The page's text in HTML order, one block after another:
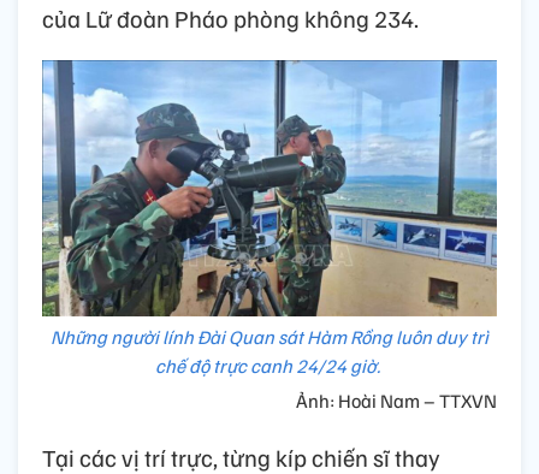
của Lữ đoàn Pháo phòng không 234.
Những người lính Đài Quan sát Hàm Rồng luôn duy trì
chế độ trực canh 24/24 giờ.
Ảnh: Hoài Nam – TTXVN
Tại các vị trí trực, từng kíp chiến sĩ thay